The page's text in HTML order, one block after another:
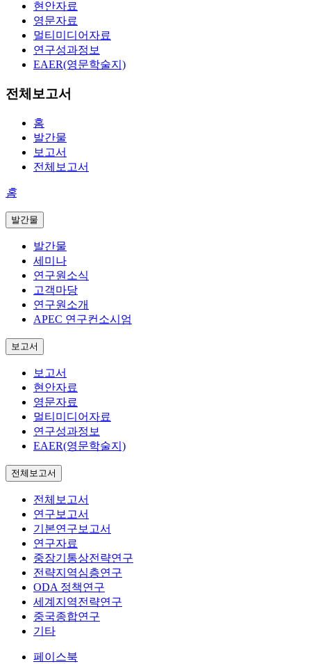
현안자료
영문자료
멀티미디어자료
연구성과정보
EAER(영문학술지)
전체보고서
홈
발간물
보고서
전체보고서
홈
발간물
발간물
세미나
연구원소식
고객마당
연구원소개
APEC 연구컨소시엄
보고서
보고서
현안자료
영문자료
멀티미디어자료
연구성과정보
EAER(영문학술지)
전체보고서
전체보고서
연구보고서
기본연구보고서
연구자료
중장기통상전략연구
전략지역심층연구
ODA 정책연구
세계지역전략연구
중국종합연구
기타
페이스북